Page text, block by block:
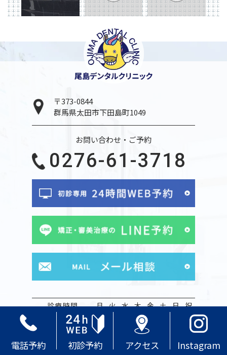
〒373-0844
群馬県太田市下田島町1049
お問い合わせ・ご予約
0276-61-3718
診療時間 月 火 水 木 金 土 日 祝
09:00 ~ 13:00 ● ● －
14:30 ~ 18:00 ● ● ● －
※受付は午前12:30 / 午後17:30まで (初診17:00まで)
電話予約 初診予約 アクセス Instagram